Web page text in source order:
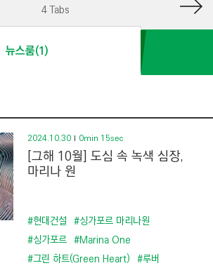
I
N
O
N
S
T
R
U
4 Tabs
뉴스룸(1)
2024.10.30 0min 15sec
[그해 10월] 도심 속 녹색 심장,
마리나 원
#현대건설 #싱가포르 마리나원
#싱가포르 #Marina One
#그린 하트(Green Heart) #루버